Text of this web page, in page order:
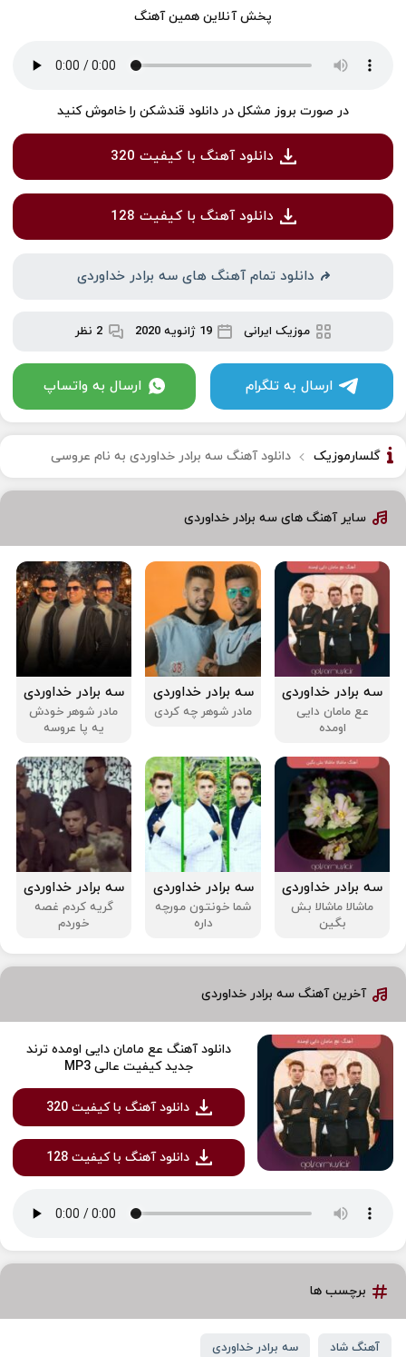
پخش آنلاین همین آهنگ
در صورت بروز مشکل در دانلود قندشکن را خاموش کنید
دانلود آهنگ با کیفیت 320
دانلود آهنگ با کیفیت 128
دانلود تمام آهنگ های سه برادر خداوردی
موزیک ایرانی 19 ژانویه 2020 2 نظر
ارسال به تلگرام ارسال به واتساپ
گلسارموزیک دانلود آهنگ سه برادر خداوردی به نام عروسی
سایر آهنگ های سه برادر خداوردی
سه برادر خداوردی
عع مامان دایی
اومده
سه برادر خداوردی
مادر شوهر چه کردی
سه برادر خداوردی
مادر شوهر خودش
یه پا عروسه
سه برادر خداوردی
ماشالا ماشالا بش
بگین
سه برادر خداوردی
شما خونتون مورچه
داره
سه برادر خداوردی
گریه کردم غصه
خوردم
آخرین آهنگ سه برادر خداوردی
دانلود آهنگ عع مامان دایی اومده ترند
جدید کیفیت عالی MP3
دانلود آهنگ با کیفیت 320
دانلود آهنگ با کیفیت 128
برچسب ها
آهنگ شاد سه برادر خداوردی